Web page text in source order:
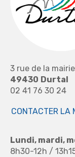
3 rue de la mairie
49430 Durtal
02 41 76 30 24
CONTACTER LA
Lundi, mardi,
8h30-12h /